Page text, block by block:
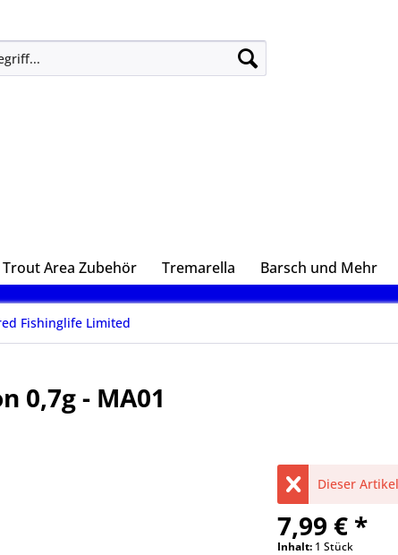
Trout Area Zubehör Tremarella Barsch und Mehr
Fishinglife Limited
0,7g - MA01
Dieser
7,99 € *
Inhalt: 1 Stück